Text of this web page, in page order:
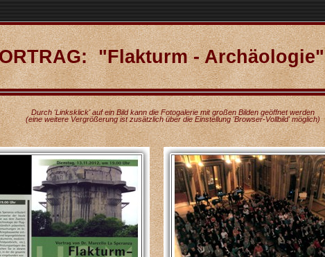
"Flakturm - Archäologie"
Durch 'Linksklick' auf ein Bild kann die Fotogalerie mit großen Bilden geöffnet werden
(eine weitere Vergrößerung ist zusätzlich über die Einstellung 'Browser-Vollbild' möglich)